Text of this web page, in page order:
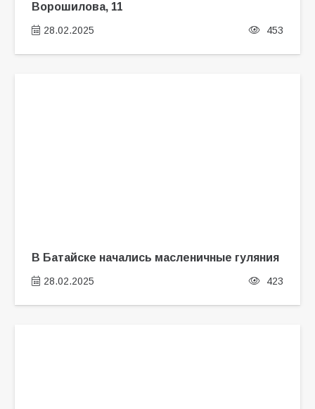
Ворошилова, 11
28.02.2025 453
В Батайске начались масленичные гуляния
28.02.2025 423